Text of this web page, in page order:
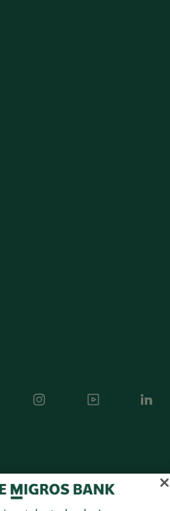
Instagram Youtube